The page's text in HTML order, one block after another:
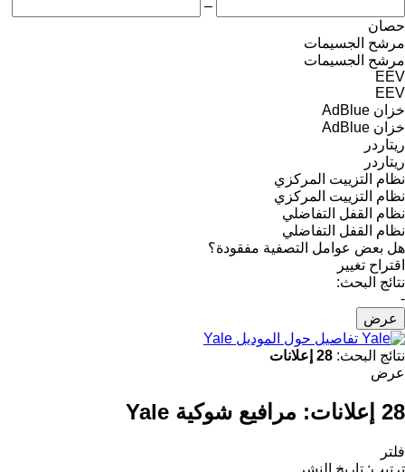
–
حصان
مرشح الجسيمات
مرشح الجسيمات
EEV
EEV
خزان AdBlue
خزان AdBlue
ريتاردر
ريتاردر
نظام التزييت المركزي
نظام التزييت المركزي
نظام القفل التفاضلي
نظام القفل التفاضلي
هل بعض عوامل التصفية مفقودة؟
اقتراح تغيير
نتائج البحث:
-
عرض
تفاصيل حول الموديل Yale
نتائج البحث: 28 إعلانات
عرض
28 إعلانات: مرافيع شوكية Yale
فلتر
ترتيب: تاريخ النشر